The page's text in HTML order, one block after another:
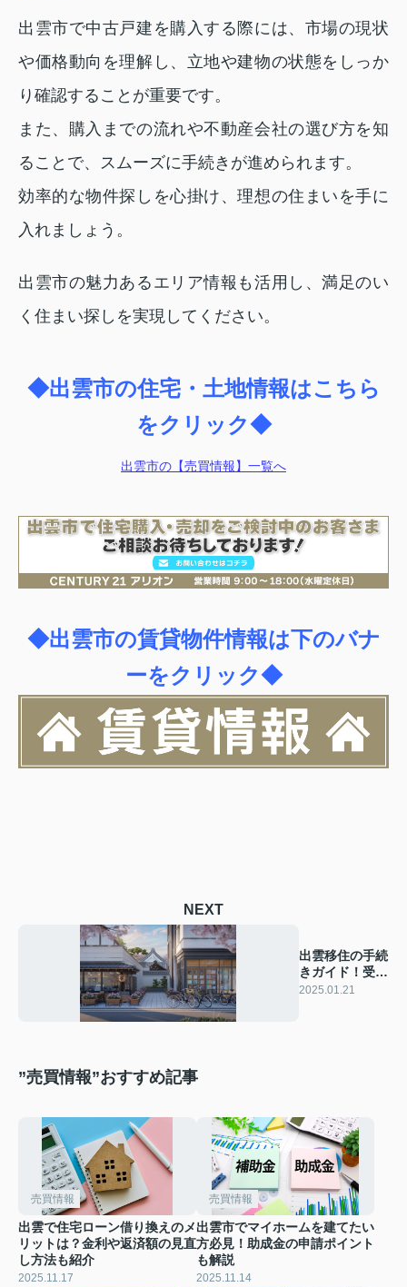
出雲市で中古戸建を購入する際には、市場の現状
や価格動向を理解し、立地や建物の状態をしっか
り確認することが重要です。
また、購入までの流れや不動産会社の選び方を知
ることで、スムーズに手続きが進められます。
効率的な物件探しを心掛け、理想の住まいを手に
入れましょう。
出雲市の魅力あるエリア情報も活用し、満足のい
く住まい探しを実現してください。
◆出雲市の住宅・土地情報はこちら
をクリック◆
出雲市の【売買情報】一覧へ
◆出雲市の賃貸物件情報は下のバナ
ーをクリック◆
NEXT
出雲移住の手続
きガイド！受験
生必見の新生活
2025.01.21
”売買情報”おすすめ記事
売買情報
出雲で住宅ローン借り換えのメ
リットは？金利や返済額の見直
し方法も紹介
2025.11.17
売買情報
出雲市でマイホームを建てたい
方必見！助成金の申請ポイント
も解説
2025.11.14